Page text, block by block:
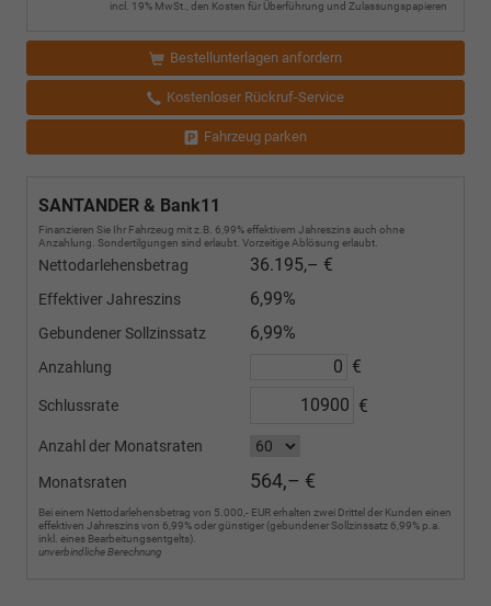
incl. 19% MwSt., den Kosten für Überführung und Zulassungspapieren
Bestellunterlagen anfordern
Kostenloser Rückruf-Service
Fahrzeug parken
SANTANDER & Bank11
Finanzieren Sie Ihr Fahrzeug mit z.B. 6,99% effektivem Jahreszins auch ohne
Anzahlung. Sondertilgungen sind erlaubt. Vorzeitige Ablösung erlaubt.
Nettodarlehensbetrag 36.195,– €
Effektiver Jahreszins 6,99%
Gebundener Sollzinssatz 6,99%
Anzahlung €
Schlussrate €
Anzahl der Monatsraten
Monatsraten 564,– €
Bei einem Nettodarlehensbetrag von 5.000,- EUR erhalten zwei Drittel der Kunden einen
effektiven Jahreszins von 6,99% oder günstiger (gebundener Sollzinssatz 6,99% p.a.
inkl. eines Bearbeitungsentgelts).
unverbindliche Berechnung